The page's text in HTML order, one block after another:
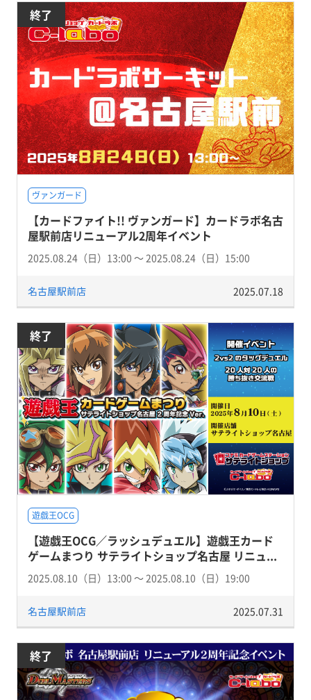
終了
ヴァンガード
【カードファイト!! ヴァンガード】カードラボ名古
屋駅前店リニューアル2周年イベント
2025.08.24（日）13:00 〜 2025.08.24（日）15:00
名古屋駅前店 2025.07.18
終了
遊戯王OCG
【遊戯王OCG／ラッシュデュエル】遊戯王カード
ゲームまつり サテライトショップ名古屋 リニュ...
2025.08.10（日）13:00 〜 2025.08.10（日）19:00
名古屋駅前店 2025.07.31
終了